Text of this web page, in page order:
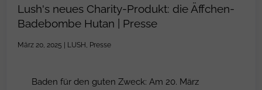
Lush's neues Charity-Produkt: die Äffchen-
Badebombe Hutan | Presse
März 20, 2025 LUSH , Presse
Baden für den guten Zweck: Am 20. März